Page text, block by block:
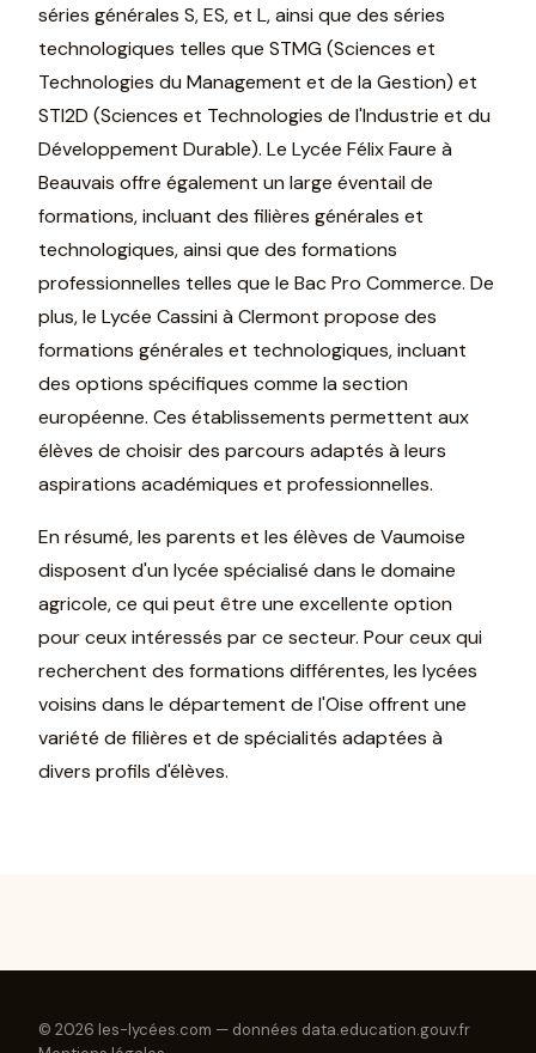
séries générales S, ES, et L, ainsi que des séries
technologiques telles que STMG (Sciences et
Technologies du Management et de la Gestion) et
STI2D (Sciences et Technologies de l'Industrie et du
Développement Durable). Le Lycée Félix Faure à
Beauvais offre également un large éventail de
formations, incluant des filières générales et
technologiques, ainsi que des formations
professionnelles telles que le Bac Pro Commerce. De
plus, le Lycée Cassini à Clermont propose des
formations générales et technologiques, incluant
des options spécifiques comme la section
européenne. Ces établissements permettent aux
élèves de choisir des parcours adaptés à leurs
aspirations académiques et professionnelles.
En résumé, les parents et les élèves de Vaumoise
disposent d'un lycée spécialisé dans le domaine
agricole, ce qui peut être une excellente option
pour ceux intéressés par ce secteur. Pour ceux qui
recherchent des formations différentes, les lycées
voisins dans le département de l'Oise offrent une
variété de filières et de spécialités adaptées à
divers profils d'élèves.
© 2026 les-lycées.com — données data.education.gouv.fr